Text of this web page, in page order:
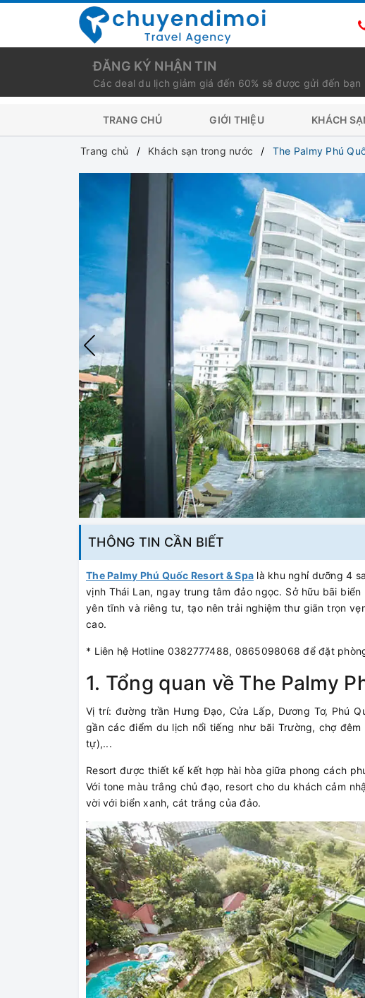
ĐĂNG KÝ NHẬN TIN
Các deal du lịch giảm giá đến 60% sẽ được gửi đến bạn
TRANG CHỦ GIỚI THIỆU KHÁCH
Trang chủ Khách sạn trong nước The Palmy Phú
THÔNG TIN CẦN BIẾT
The Palmy Phú Quốc Resort & Spa là khu nghỉ dưỡng 4
vịnh Thái Lan, ngay trung tâm đảo ngọc. Sở hữu bãi
yên tĩnh và riêng tư, tạo nên trải nghiệm thư giãn trọn
cao.
* Liên hệ Hotline 0382777488, 0865098068 để đặt
1. Tổng quan về The Palmy
Vị trí: đường trần Hưng Đạo, Cửa Lấp, Dương Tơ, Phú
gần các điểm du lịch nổi tiếng như bãi Trường, chợ đêm
tự),...
Resort được thiết kế kết hợp hài hòa giữa phong cách
Với tone màu trắng chủ đạo, resort cho du khách cảm
vời với biển xanh, cát trắng của đảo.